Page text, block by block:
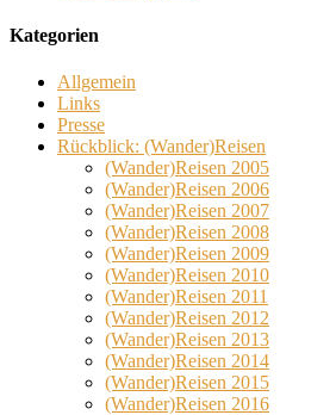
Kategorien
Allgemein
Links
Presse
Rückblick: (Wander)Reisen
(Wander)Reisen 2005
(Wander)Reisen 2006
(Wander)Reisen 2007
(Wander)Reisen 2008
(Wander)Reisen 2009
(Wander)Reisen 2010
(Wander)Reisen 2011
(Wander)Reisen 2012
(Wander)Reisen 2013
(Wander)Reisen 2014
(Wander)Reisen 2015
(Wander)Reisen 2016